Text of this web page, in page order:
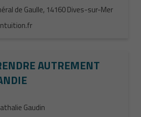
de Gaulle, 14160 Dives-sur-Mer
AUTREMENT
Gaudin